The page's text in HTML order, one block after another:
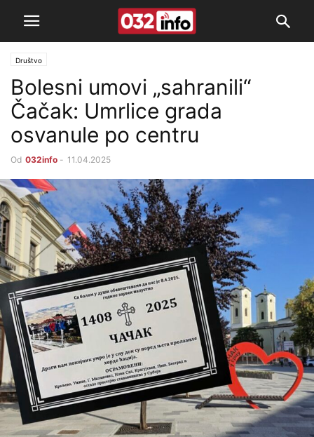
Društvo
Bolesni umovi „sahranili“
Čačak: Umrlice grada
osvanule po centru
Od 032info - 11.04.2025